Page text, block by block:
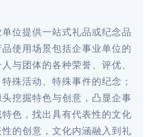
位提供一站式礼品或纪念品
使用场景包括企事业单位的
与团体的各种荣誉、评优、
殊活动、特殊事件的纪念；
挖掘特色与创意，凸显企事
色，找出具有代表性的文化
的创意，文化内涵融入到礼